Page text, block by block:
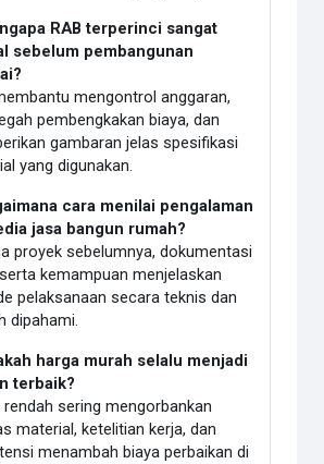
RAB terperinci sangat
sebelum pembangunan
mengontrol anggaran,
pembengkakan biaya, dan
gambaran jelas spesifikasi
yang digunakan.
cara menilai pengalaman
jasa bangun rumah?
proyek sebelumnya, dokumentasi
kemampuan menjelaskan
pelaksanaan secara teknis dan
dipahami.
harga murah selalu menjadi
terbaik?
rendah sering mengorbankan
material, ketelitian kerja, dan
menambah biaya perbaikan di